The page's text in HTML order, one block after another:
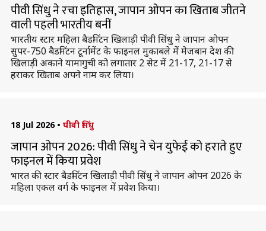
पीवी सिंधु ने रचा इतिहास, जापान ओपन का खिताब जीतने
वाली पहली भारतीय बनीं
भारतीय स्टार महिला बैडमिंटन खिलाड़ी पीवी सिंधु ने जापान ओपन
सुपर-750 बैडमिंटन टूर्नामेंट के फाइनल मुकाबले में मेजबान देश की
खिलाड़ी अकाने यामागुची को लगातार 2 सेट में 21-17, 21-17 से
हराकर खिताब अपने नाम कर लिया।
18 Jul 2026 • पीवी सिंधु
जापान ओपन 2026: पीवी सिंधु ने चेन युफेई को हराते हुए
फाइनल में किया प्रवेश
भारत की स्टार बैडमिंटन खिलाड़ी पीवी सिंधु ने जापान ओपन 2026 के
महिला एकल वर्ग के फाइनल में प्रवेश किया।